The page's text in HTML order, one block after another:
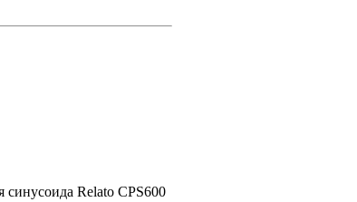
Relato CPS600